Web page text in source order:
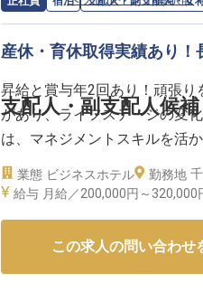
支配人・副支配人候補
産休・育休取得実績あり
昇給と賞与年2回あり！頑張
があり、ライフステージの変
は、マネジメントスキルを活
運営や経営に携わる、やりが
客室と大浴場を備えたホテル
業態 ビジネスホテル 勤務地
給与 月給／200,000円～ 320,000
この求人の問い合わせ